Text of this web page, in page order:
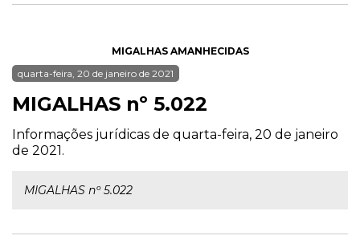
MIGALHAS AMANHECIDAS
quarta-feira, 20 de janeiro de 2021
MIGALHAS nº 5.022
Informações jurídicas de quarta-feira, 20 de janeiro
de 2021.
MIGALHAS nº 5.022